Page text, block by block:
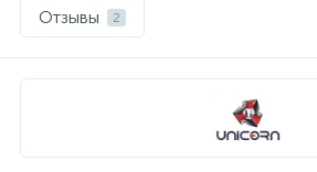
Отзывы 2
Розетки TV, аудио, телефон,
Розетки и механизмы электрические
Розетки электрические